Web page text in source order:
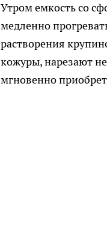
Утром емкость со
медленно
растворения
кожуры, нарезают
мгновенно